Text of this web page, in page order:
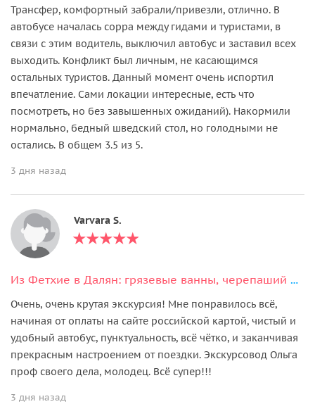
Трансфер, комфортный забрали/привезли, отлично. В
автобусе началась сорра между гидами и туристами, в
связи с этим водитель, выключил автобус и заставил всех
выходить. Конфликт был личным, не касающимся
остальных туристов. Данный момент очень испортил
впечатление. Сами локации интересные, есть что
посмотреть, но без завышенных ожиданий). Накормили
нормально, бедный шведский стол, но голодными не
остались. В общем 3.5 из 5.
3 дня назад
Varvara S.
Из Фетхие в Далян: грязевые ванны, черепаший пляж и ликийские гробницы
Очень, очень крутая экскурсия! Мне понравилось всё,
начиная от оплаты на сайте российской картой, чистый и
удобный автобус, пунктуальность, всё чётко, и заканчивая
прекрасным настроением от поездки. Экскурсовод Ольга
проф своего дела, молодец. Всё супер!!!
3 дня назад